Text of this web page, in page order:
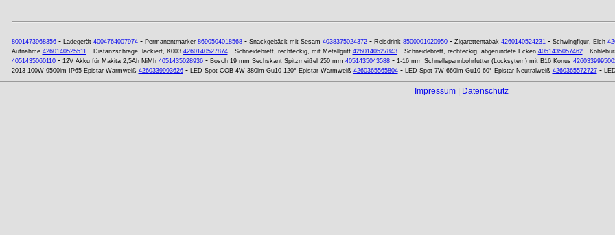
8001473968356- Ladegerät 4004764007974- Permanentmarker 8690504018568- Snackgebäck mit Sesam 4038375024372- Reisdrink 8500001020950- Zigarettentabak 4260140524231- Schwingfigur, Elch
Aufnahme 4260140525511- Distanzschräge, lackiert, K003 4260140527874- Schneidebrett, rechteckig, mit Metallgriff 4260140527843- Schneidebrett, rechteckig, abgerundete Ecken 4051435057462-
4051435060110- 12V Akku für Makita 2,5Ah NiMh 4051435028936- Bosch 19 mm Sechskant Spitzmeißel 250 mm 4051435043588- 1-16 mm Schnellspannbohrfutter (Locksytem) mit B16 Konus
2013 100W 9500lm IP65 Epistar Warmweiß 4260339993626- LED Spot COB 4W 380lm Gu10 120° Epistar Warmweiß 4260365565804- LED Spot 7W 660lm Gu10 60° Epistar Neutralweiß 4260365572727-
Impressum| Datenschutz